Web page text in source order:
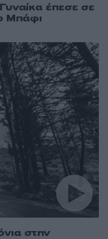
έπεσε σε
Μπάφι
στην